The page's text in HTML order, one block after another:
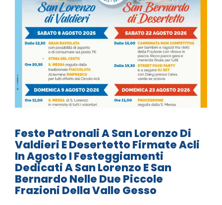
Feste Patronali A San Lorenzo Di
Valdieri E Desertetto Firmate Acli
In Agosto I Festeggiamenti
Dedicati A San Lorenzo E San
Bernardo Nelle Due Piccole
Frazioni Della Valle Gesso